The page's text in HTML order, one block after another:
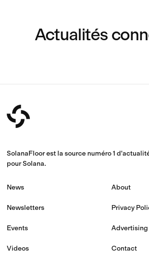
Actualités
SolanaFloor est la source numéro 1
pour Solana.
News
Newsletters
Events
Videos
About
Privacy
Advertising
Contact